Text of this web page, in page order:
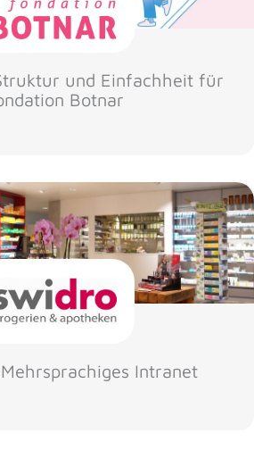
und Einfachheit für
Botnar
Intranet